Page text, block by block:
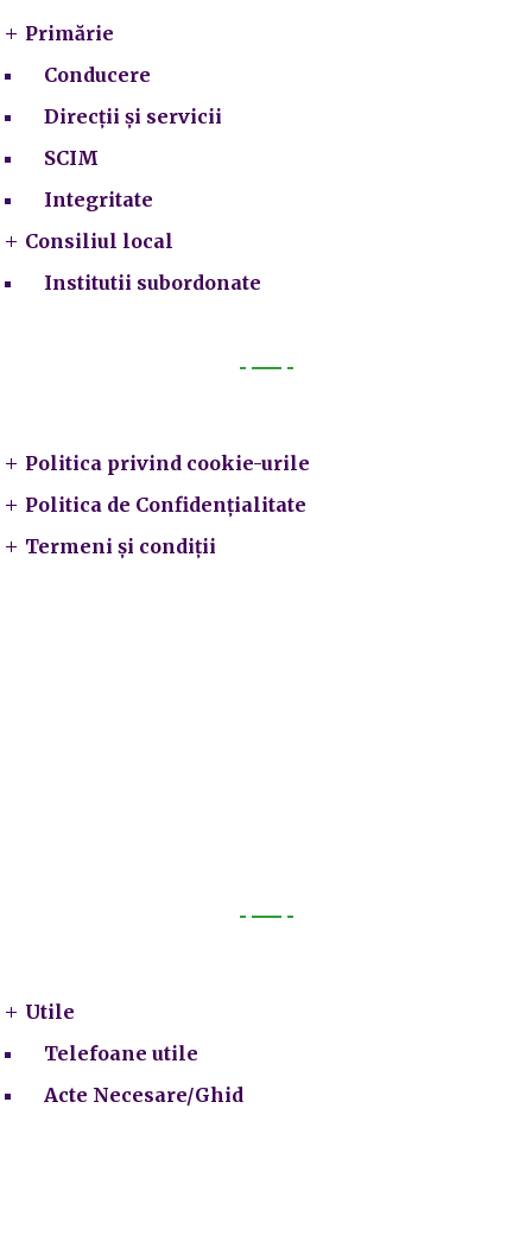
Primărie
Conducere
Direcții și servicii
SCIM
Integritate
Consiliul local
Institutii subordonate
Politica privind cookie-urile
Politica de Confidențialitate
Termeni și condiții
Utile
Telefoane utile
Acte Necesare/Ghid